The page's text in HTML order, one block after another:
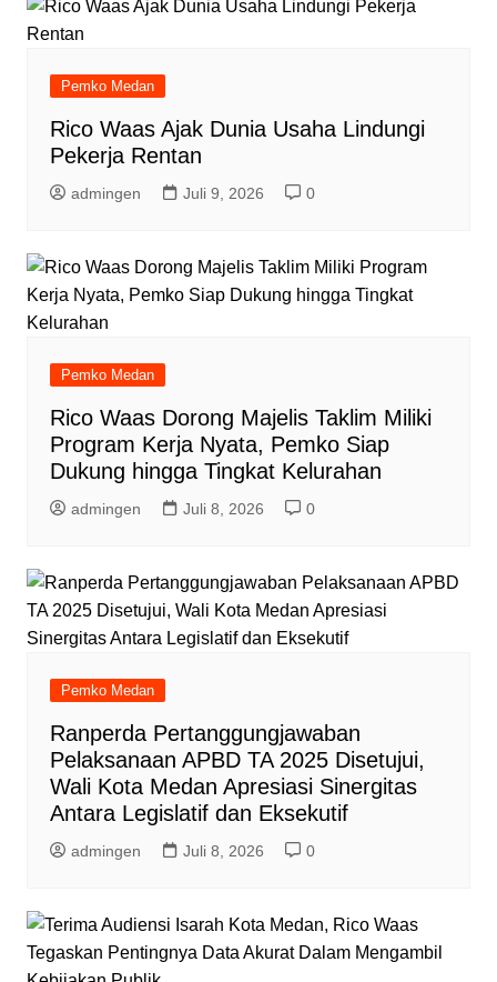
Pemko Medan
Rico Waas Ajak Dunia Usaha Lindungi
Pekerja Rentan
admingen Juli 9, 2026 0
Pemko Medan
Rico Waas Dorong Majelis Taklim Miliki
Program Kerja Nyata, Pemko Siap
Dukung hingga Tingkat Kelurahan
admingen Juli 8, 2026 0
Pemko Medan
Ranperda Pertanggungjawaban
Pelaksanaan APBD TA 2025 Disetujui,
Wali Kota Medan Apresiasi Sinergitas
Antara Legislatif dan Eksekutif
admingen Juli 8, 2026 0